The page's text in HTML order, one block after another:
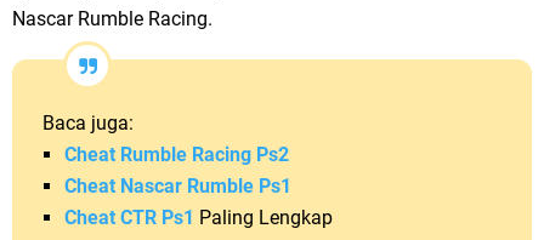
Nascar Rumble Racing.
Baca juga:
Cheat Rumble Racing Ps2
Cheat Nascar Rumble Ps1
Cheat CTR Ps1 Paling Lengkap